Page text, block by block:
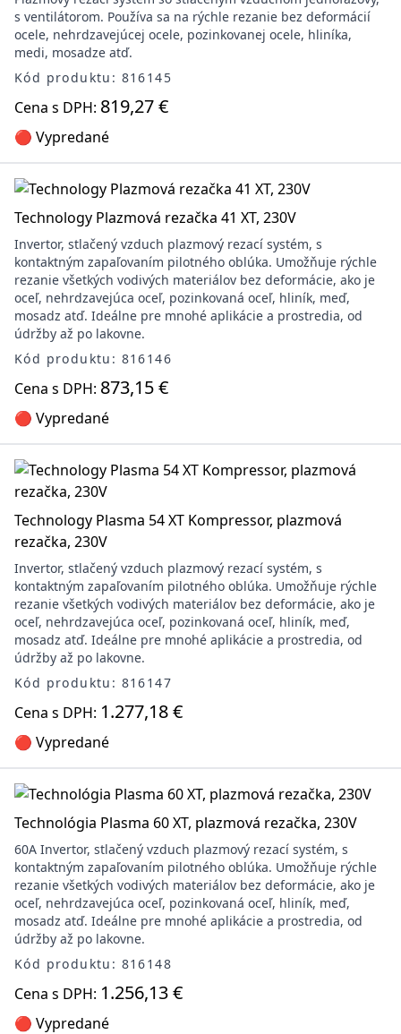
s ventilátorom. Používa sa na rýchle rezanie bez deformácií
ocele, nehrdzavejúcej ocele, pozinkovanej ocele, hliníka,
medi, mosadze atď.
Kód produktu: 816145
Cena s DPH: 819,27 €
🔴 Vypredané
Technology Plazmová rezačka 41 XT, 230V
Invertor, stlačený vzduch plazmový rezací systém, s
kontaktným zapaľovaním pilotného oblúka. Umožňuje rýchle
rezanie všetkých vodivých materiálov bez deformácie, ako je
oceľ, nehrdzavejúca oceľ, pozinkovaná oceľ, hliník, meď,
mosadz atď. Ideálne pre mnohé aplikácie a prostredia, od
údržby až po lakovne.
Kód produktu: 816146
Cena s DPH: 873,15 €
🔴 Vypredané
Technology Plasma 54 XT Kompressor, plazmová
rezačka, 230V
Invertor, stlačený vzduch plazmový rezací systém, s
kontaktným zapaľovaním pilotného oblúka. Umožňuje rýchle
rezanie všetkých vodivých materiálov bez deformácie, ako je
oceľ, nehrdzavejúca oceľ, pozinkovaná oceľ, hliník, meď,
mosadz atď. Ideálne pre mnohé aplikácie a prostredia, od
údržby až po lakovne.
Kód produktu: 816147
Cena s DPH: 1.277,18 €
🔴 Vypredané
Technológia Plasma 60 XT, plazmová rezačka, 230V
60A Invertor, stlačený vzduch plazmový rezací systém, s
kontaktným zapaľovaním pilotného oblúka. Umožňuje rýchle
rezanie všetkých vodivých materiálov bez deformácie, ako je
oceľ, nehrdzavejúca oceľ, pozinkovaná oceľ, hliník, meď,
mosadz atď. Ideálne pre mnohé aplikácie a prostredia, od
údržby až po lakovne.
Kód produktu: 816148
Cena s DPH: 1.256,13 €
🔴 Vypredané